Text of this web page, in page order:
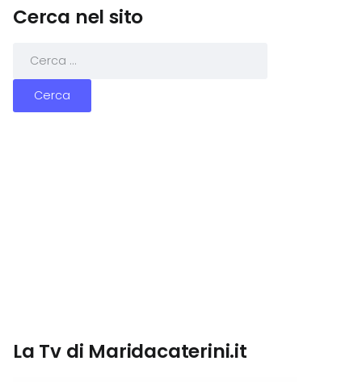
Cerca nel sito
La Tv di Maridacaterini.it